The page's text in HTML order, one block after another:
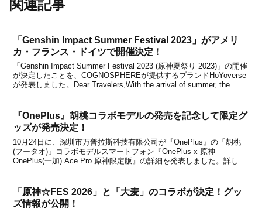
関連記事
「Genshin Impact Summer Festival 2023」がアメリ
カ・フランス・ドイツで開催決定！
「Genshin Impact Summer Festival 2023 (原神夏祭り 2023)」の開催
が決定したことを、COGNOSPHEREが提供するブランドHoYoverse
が発表しました。Dear Travelers,With the arrival of summer, the
『OnePlus』胡桃コラボモデルの発売を記念して限定グ
ッズが発売決定！
10月24日に、深圳市万普拉斯科技有限公司が『OnePlus』の「胡桃
(フータオ)」コラボモデルスマートフォン『OnePlus x 原神
OnePlus(一加) Ace Pro 原神限定版』の詳細を発表しました。詳しく
「原神☆FES 2026」と「大麦」のコラボが決定！グッ
ズ情報が公開！